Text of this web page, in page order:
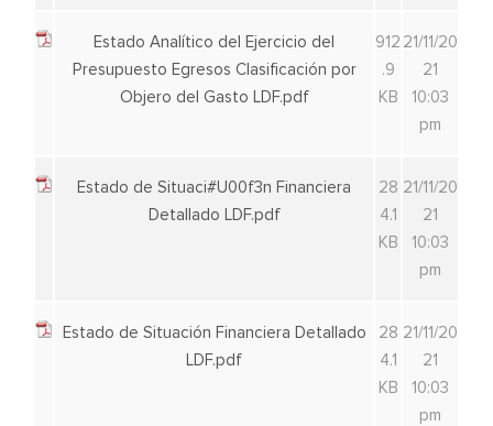
Estado Analítico del Ejercicio del
Presupuesto Egresos Clasificación por
Objero del Gasto LDF.pdf
912
.9
KB
21/11/20
21
10:03
pm
Estado de Situaci#U00f3n Financiera
Detallado LDF.pdf
28
4.1
KB
21/11/20
21
10:03
pm
Estado de Situación Financiera Detallado
LDF.pdf
28
4.1
KB
21/11/20
21
10:03
pm